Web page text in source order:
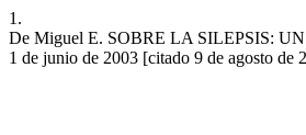
1.
De Miguel E. SOBRE LA SILEPSIS:
1 de junio de 2003 [citado 9 de agosto